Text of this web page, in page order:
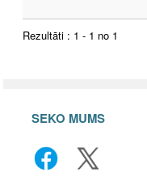
Rezultāti : 1 - 1 no 1
SEKO MUMS